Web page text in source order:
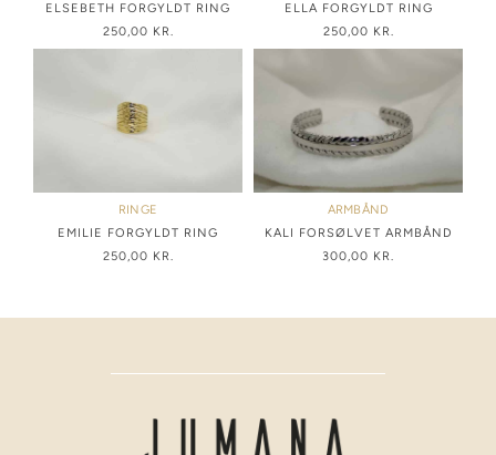
ELSEBETH FORGYLDT RING
250,00 KR.
ELLA FORGYLDT RING
250,00 KR.
RINGE
EMILIE FORGYLDT RING
250,00 KR.
ARMBÅND
KALI FORSØLVET ARMBÅND
300,00 KR.